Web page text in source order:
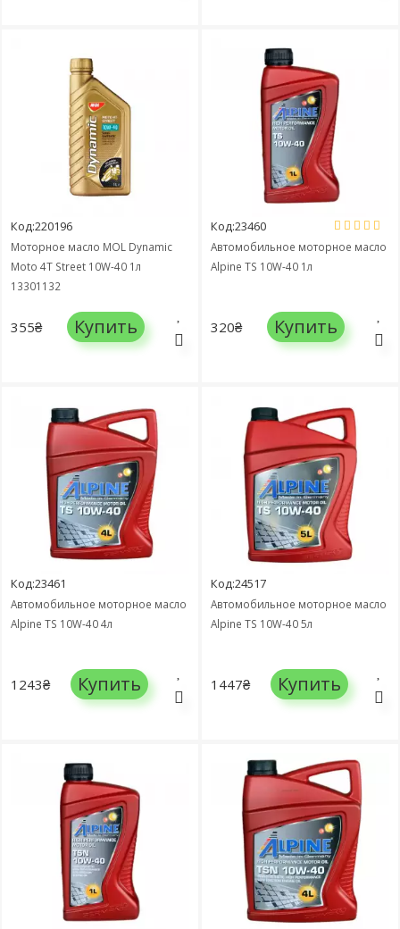
Код:220196
Моторное масло MOL Dynamic
Moto 4T Street 10W-40 1л
13301132
355₴ Купить
Код:23460
Автомобильное моторное масло
Alpine TS 10W-40 1л
320₴ Купить
Код:23461
Автомобильное моторное масло
Alpine TS 10W-40 4л
1243₴ Купить
Код:24517
Автомобильное моторное масло
Alpine TS 10W-40 5л
1447₴ Купить